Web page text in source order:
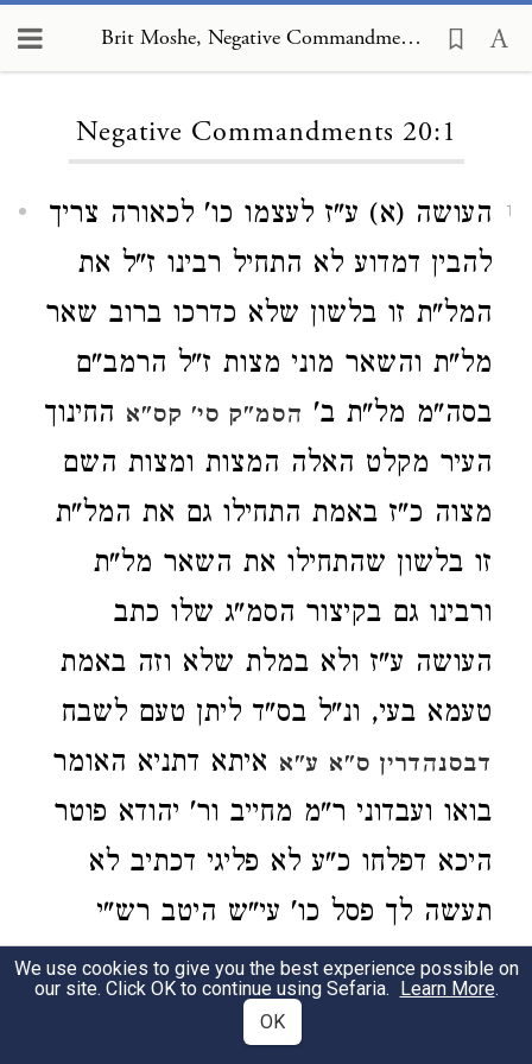
Brit Moshe, Negative Commandments 20:1
Negative Commandments 20:1
1
העושה (א) ע"ז לעצמו כו' לכאורה צריך
להבין דמדוע לא התחיל רבינו ז"ל את
המל"ת זו בלשון שלא כדרכו ברוב שאר
מל"ת והשאר מוני מצות ז"ל הרמב"ם
בסה"מ מל"ת ב' הסמ"ק סי' קס"א החינוך
העיר מקלט האלה המצות ומצות השם
מצוה כ"ז באמת התחילו גם את המל"ת
זו בלשון שהתחילו את השאר מל"ת
ורבינו גם בקיצור הסמ"ג שלו כתב
העושה ע"ז ולא במלת שלא וזה באמת
טעמא בעי, ונ"ל בס"ד ליתן טעם לשבח
דבסנהדרין ס"א ע"א איתא דתניא האומר
בואו ועבדוני ר"מ מחייב ור' יהודא פוטר
היכא דפלחו כ"ע לא פליגי דכתיב לא
תעשה לך פסל כו' עי"ש היטב רש"י
ותוס' והיד רמה ז"ל כתב וז"ל היכא
דפלחוה כ"ע לא פליגי דחייב דכתיב לא
We use cookies to give you the best experience possible on
our site. Click OK to continue using Sefaria. Learn More.
OK